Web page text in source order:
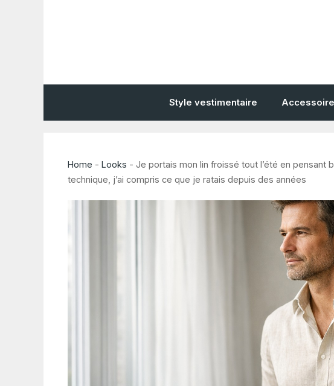
Style vestimentaire
Home - Looks - Je portais mon lin froissé tout l’été en pensant
technique, j’ai compris ce que je ratais depuis des années